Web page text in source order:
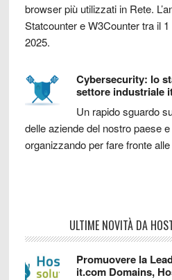
browser più utilizzati in Rete.
Statcounter e W3Counter tra il
2025.
Cybersecurity: lo
settore industriale
Un rapido sguardo
delle aziende del nostro paese
organizzando per fare fronte
ULTIME NOVITÀ DA
Promuovere la
it.com Domains,